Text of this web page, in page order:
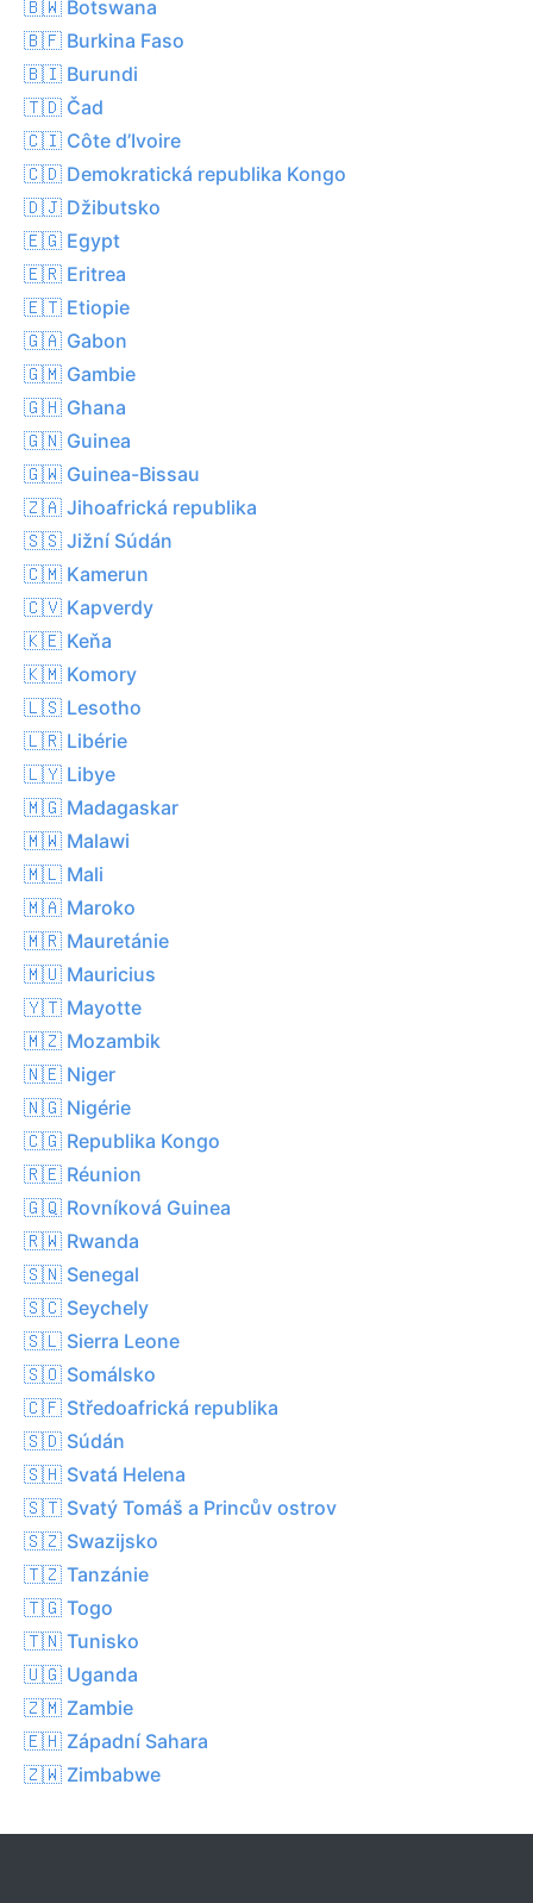
🇧🇼 Botswana
🇧🇫 Burkina Faso
🇧🇮 Burundi
🇹🇩 Čad
🇨🇮 Côte d’Ivoire
🇨🇩 Demokratická republika Kongo
🇩🇯 Džibutsko
🇪🇬 Egypt
🇪🇷 Eritrea
🇪🇹 Etiopie
🇬🇦 Gabon
🇬🇲 Gambie
🇬🇭 Ghana
🇬🇳 Guinea
🇬🇼 Guinea-Bissau
🇿🇦 Jihoafrická republika
🇸🇸 Jižní Súdán
🇨🇲 Kamerun
🇨🇻 Kapverdy
🇰🇪 Keňa
🇰🇲 Komory
🇱🇸 Lesotho
🇱🇷 Libérie
🇱🇾 Libye
🇲🇬 Madagaskar
🇲🇼 Malawi
🇲🇱 Mali
🇲🇦 Maroko
🇲🇷 Mauretánie
🇲🇺 Mauricius
🇾🇹 Mayotte
🇲🇿 Mozambik
🇳🇪 Niger
🇳🇬 Nigérie
🇨🇬 Republika Kongo
🇷🇪 Réunion
🇬🇶 Rovníková Guinea
🇷🇼 Rwanda
🇸🇳 Senegal
🇸🇨 Seychely
🇸🇱 Sierra Leone
🇸🇴 Somálsko
🇨🇫 Středoafrická republika
🇸🇩 Súdán
🇸🇭 Svatá Helena
🇸🇹 Svatý Tomáš a Princův ostrov
🇸🇿 Swazijsko
🇹🇿 Tanzánie
🇹🇬 Togo
🇹🇳 Tunisko
🇺🇬 Uganda
🇿🇲 Zambie
🇪🇭 Západní Sahara
🇿🇼 Zimbabwe